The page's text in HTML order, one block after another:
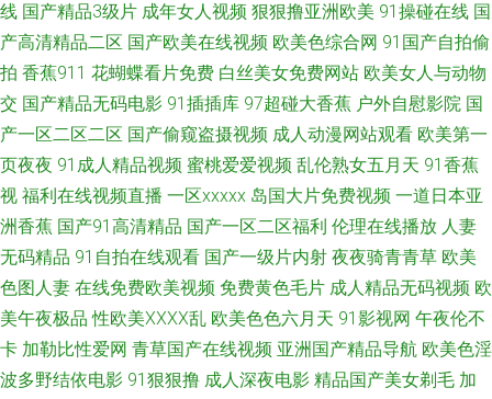
航站 草莓视频18 丰满少妇被C 国产三级在线播放 狠狠鲁无码网站 另类h成
二三 99草草草视频 变态另类资源 成人日韩av网站 亚州色图另类 97超碰热线
av福利吧 www含蓄草 岛国动作大片 国产黄色高清网站 狠狠撸天天操 精品思
思久久 久久草午夜福利 男女打炮91 欧美太性交 日韩第九页 丝袜91窝 午夜
剧场韩国 伊人久久综合视频 91pro成人 www另类黑料 成人网站黑丝 国产TS
直男 韩国男女做爱 九九色色 男人搞b影院在线 成人无码福利导航 成人在线
线 国产精品3级片 成年女人视频 狠狠撸亚洲欧美 91操碰在线 国
产高清精品二区 国产欧美在线视频 欧美色综合网 91国产自拍偷
拍 香蕉911 花蝴蝶看片免费 白丝美女免费网站 欧美女人与动物
交 国产精品无码电影 91插插库 97超碰大香蕉 户外自慰影院 国
产一区二区二区 国产偷窥盗摄视频 成人动漫网站观看 欧美第一
页夜夜 91成人精品视频 蜜桃爱爱视频 乱伦熟女五月天 91香蕉
视 福利在线视频直播 一区xxxxx 岛国大片免费视频 一道日本亚
洲香蕉 国产91高清精品 国产一区二区福利 伦理在线播放 人妻
无码精品 91自拍在线观看 国产一级片内射 夜夜骑青青草 欧美
色图人妻 在线免费欧美视频 免费黄色毛片 成人精品无码视频 欧
美午夜极品 性欧美ⅩⅩⅩⅩ乱 欧美色色六月天 91影视网 午夜伦不
卡 加勒比性爱网 青草国产在线视频 亚洲国产精品导航 欧美色淫
波多野结依电影 91狠狠撸 成人深夜电影 精品国产美女剃毛 加